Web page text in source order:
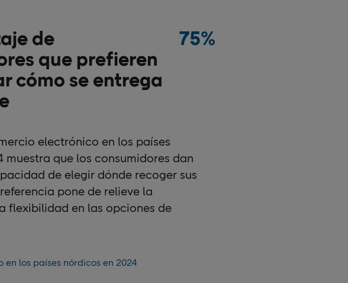
de
que prefieren
cómo se entrega
75%
electrónico en los países
muestra que los consumidores dan
de elegir dónde recoger sus
pone de relieve la
flexibilidad en las opciones de
los países nórdicos en 2024